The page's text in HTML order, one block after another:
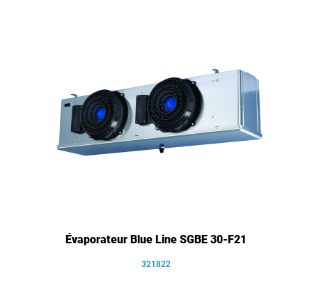
Évaporateur Blue Line SGBE 30-F21
321822